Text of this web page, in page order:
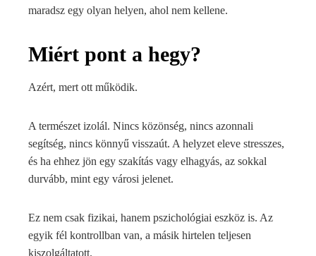
maradsz egy olyan helyen, ahol nem kellene.
Miért pont a hegy?
Azért, mert ott működik.
A természet izolál. Nincs közönség, nincs azonnali
segítség, nincs könnyű visszaút. A helyzet eleve stresszes,
és ha ehhez jön egy szakítás vagy elhagyás, az sokkal
durvább, mint egy városi jelenet.
Ez nem csak fizikai, hanem pszichológiai eszköz is. Az
egyik fél kontrollban van, a másik hirtelen teljesen
kiszolgáltatott.